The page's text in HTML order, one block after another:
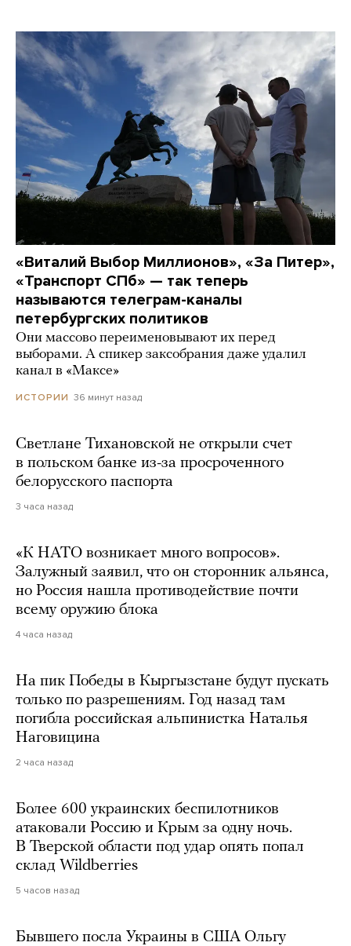
«Виталий Выбор Миллионов», «За Питер»,
«Транспорт СПб» — так теперь
называются телеграм-каналы
петербургских политиков
Они массово переименовывают их перед
выборами. А спикер заксобрания даже удалил
канал в «Максе»
ИСТОРИИ 36 минут назад
Светлане Тихановской не открыли счет
в польском банке из-за просроченного
белорусского паспорта
3 часа назад
«К НАТО возникает много вопросов».
Залужный заявил, что он сторонник альянса,
но Россия нашла противодействие почти
всему оружию блока
4 часа назад
На пик Победы в Кыргызстане будут пускать
только по разрешениям. Год назад там
погибла российская альпинистка Наталья
Наговицина
2 часа назад
Более 600 украинских беспилотников
атаковали Россию и Крым за одну ночь.
В Тверской области под удар опять попал
склад Wildberries
5 часов назад
Бывшего посла Украины в США Ольгу